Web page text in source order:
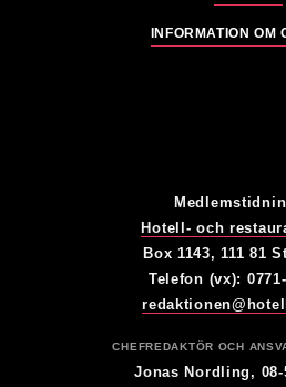
INFORMATION OM
Hotell- och
Box 1143, 111 81
Telefon (vx):
CHEFREDAKTÖR OCH
Jonas Nordling, 08-